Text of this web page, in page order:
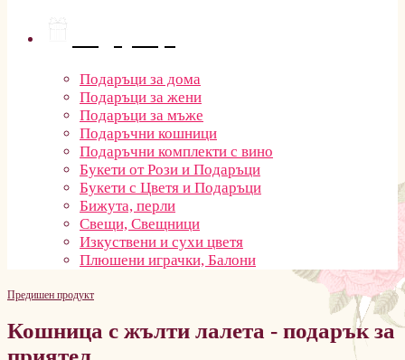
Подаръци за дома
Подаръци за жени
Подаръци за мъже
Подаръчни кошници
Подаръчни комплекти с вино
Букети от Рози и Подаръци
Букети с Цветя и Подаръци
Бижута, перли
Свещи, Свещници
Изкуствени и сухи цветя
Плюшени играчки, Балони
Предишен продукт
Кошница с жълти лалета - подарък за